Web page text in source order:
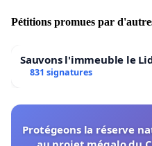
Pétitions promues par
Sauvons l'immeuble le
831 signatures
Protégeons la réserve